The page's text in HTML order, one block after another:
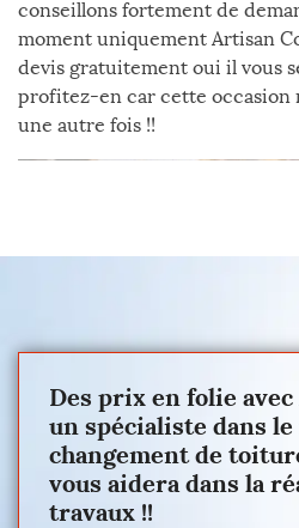
conseillons fortement de
moment uniquement Artisan
devis gratuitement oui il vous
profitez-en car cette occasion
une autre fois !!
Des prix en folie
un spécialiste dans
changement de
vous aidera dans la
travaux !!